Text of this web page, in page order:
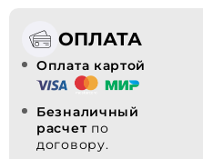
ОПЛАТА
Оплата картой
Безналичный
расчет по
договору.